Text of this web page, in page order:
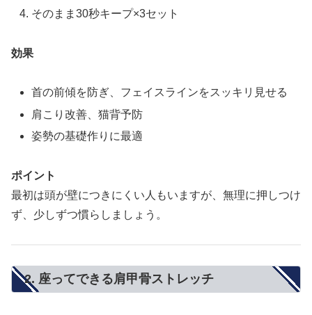
そのまま30秒キープ×3セット
効果
首の前傾を防ぎ、フェイスラインをスッキリ見せる
肩こり改善、猫背予防
姿勢の基礎作りに最適
ポイント
最初は頭が壁につきにくい人もいますが、無理に押しつけ
ず、少しずつ慣らしましょう。
2. 座ってできる肩甲骨ストレッチ